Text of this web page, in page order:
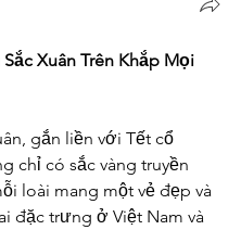
Xuân Trên Khắp Mọi
gắn liền với Tết cổ
chỉ có sắc vàng truyền
loài mang một vẻ đẹp và
đặc trưng ở Việt Nam và